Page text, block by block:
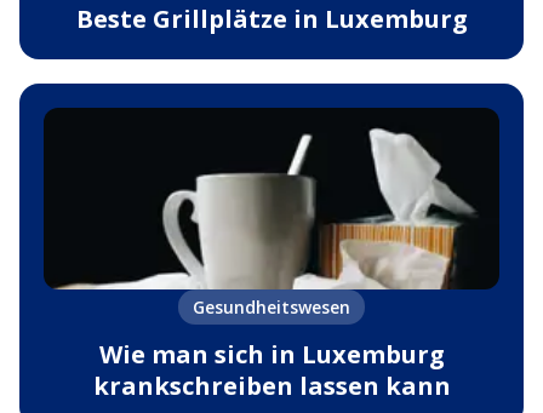
Beste Grillplätze in Luxemburg
Gesundheitswesen
Wie man sich in Luxemburg
krankschreiben lassen kann